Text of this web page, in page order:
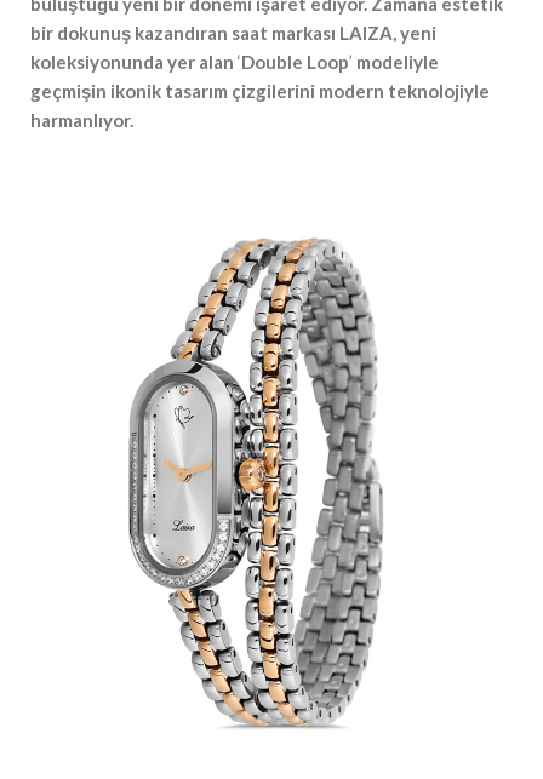
#Güzellik Rutinlerinde Bahar Etkisi Boyner’de
#Tarihin İzlerini Modaya Taşıyan Tasarımcı, NİYAZİ
ERDOĞAN
bir dokunuş kazandıran saat markası LAIZA, yeni
koleksiyonunda yer alan ‘Double Loop’ modeliyle
geçmişin ikonik tasarım çizgilerini modern teknolojiyle
harmanlıyor.